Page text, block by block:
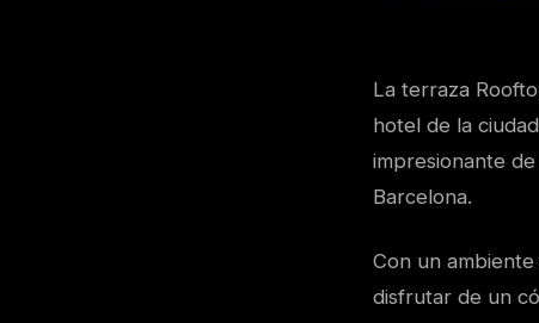
La terraza
hotel de la
impresionante
Barcelona.
Con un
disfrutar de un